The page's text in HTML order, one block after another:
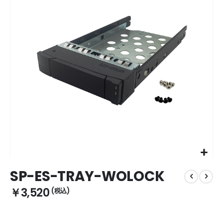
to
the
beginning
SP-ES-TRAY-WOLOCK
￥3,520